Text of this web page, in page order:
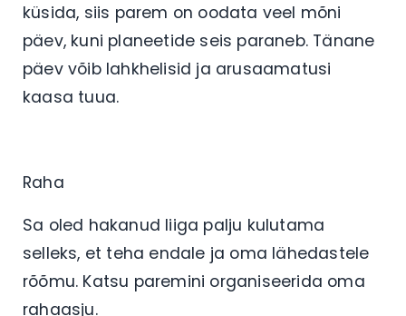
küsida, siis parem on oodata veel mõni
päev, kuni planeetide seis paraneb. Tänane
päev võib lahkhelisid ja arusaamatusi
kaasa tuua.
Raha
Sa oled hakanud liiga palju kulutama
selleks, et teha endale ja oma lähedastele
rõõmu. Katsu paremini organiseerida oma
rahaasju.